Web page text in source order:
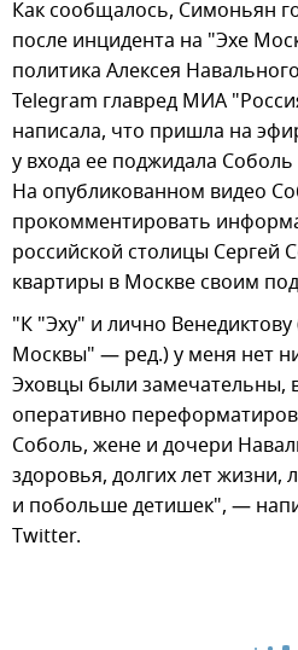
Как сообщалось, Симоньян
после инцидента на "Эхе
политика Алексея
Telegram главред МИА
написала, что пришла на
у входа ее поджидала
На опубликованном видео
прокомментировать
российской столицы Сергей
квартиры в Москве своим
"К "Эху" и лично
Москвы" — ред.) у меня нет
Эховцы были замечательны,
оперативно
Соболь, жене и дочери
здоровья, долгих лет жизни,
и побольше детишек", —
Twitter.